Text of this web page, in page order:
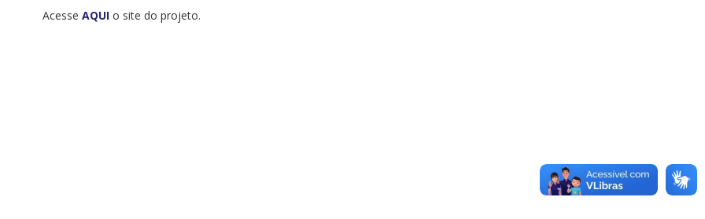
Acesse AQUI o site do projeto.